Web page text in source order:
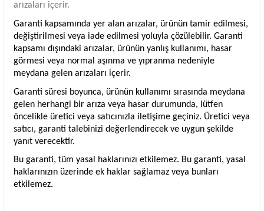
arızaları içerir.
Garanti kapsamında yer alan arızalar, ürünün tamir edilmesi,
değiştirilmesi veya iade edilmesi yoluyla çözülebilir. Garanti
kapsamı dışındaki arızalar, ürünün yanlış kullanımı, hasar
görmesi veya normal aşınma ve yıpranma nedeniyle
meydana gelen arızaları içerir.
Garanti süresi boyunca, ürünün kullanımı sırasında meydana
gelen herhangi bir arıza veya hasar durumunda, lütfen
öncelikle üretici veya satıcınızla iletişime geçiniz. Üretici veya
satıcı, garanti talebinizi değerlendirecek ve uygun şekilde
yanıt verecektir.
Bu garanti, tüm yasal haklarınızı etkilemez. Bu garanti, yasal
haklarınızın üzerinde ek haklar sağlamaz veya bunları
etkilemez.